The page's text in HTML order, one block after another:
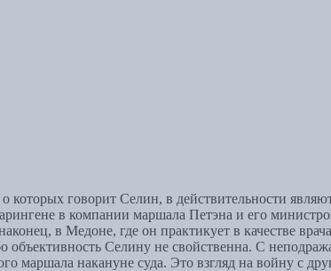
которых говорит Селин, в действительности
в компании маршала Петэна и его
в Медоне, где он практикует в качестве
объективность Селину не свойственна. С
маршала накануне суда. Это взгляд на войну с